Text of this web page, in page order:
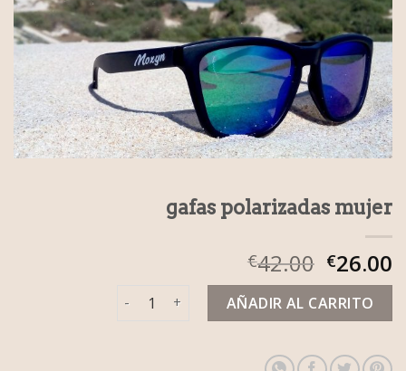
gafas polarizadas mujer
€42.00 €26.00
gafas polarizadas mujer cantidad
AÑADIR AL CARRITO